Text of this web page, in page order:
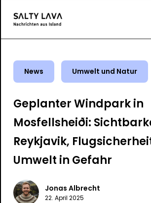
News Umwelt und Natur
Geplanter Windpark in
Mosfellsheiði:
Reykjavik,
Umwelt in Gefahr
Jonas Albrecht
22. April 2025